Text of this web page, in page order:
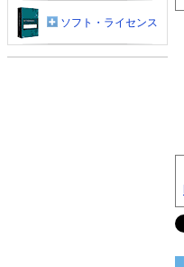
ソフト・ライセンス